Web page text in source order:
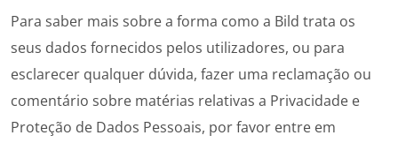
Para saber mais sobre a forma como a Bild trata os
seus dados fornecidos pelos utilizadores, ou para
esclarecer qualquer dúvida, fazer uma reclamação ou
comentário sobre matérias relativas a Privacidade e
Proteção de Dados Pessoais, por favor entre em